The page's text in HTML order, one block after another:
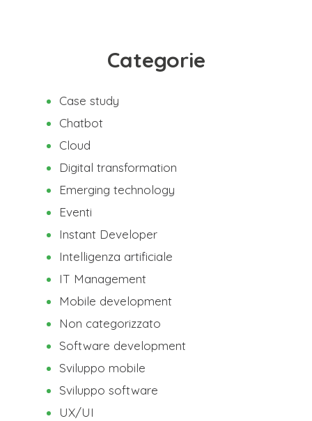
Categorie
Case study
Chatbot
Cloud
Digital transformation
Emerging technology
Eventi
Instant Developer
Intelligenza artificiale
IT Management
Mobile development
Non categorizzato
Software development
Sviluppo mobile
Sviluppo software
UX/UI